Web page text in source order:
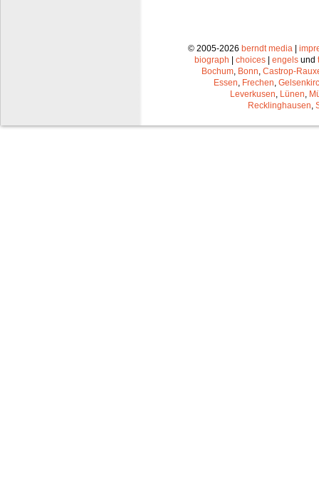
© 2005-2026 berndt media |
biograph | choices | engels und
Bochum Bonn Castrop-
Essen Frechen
Leverkusen Lünen
Recklinghausen